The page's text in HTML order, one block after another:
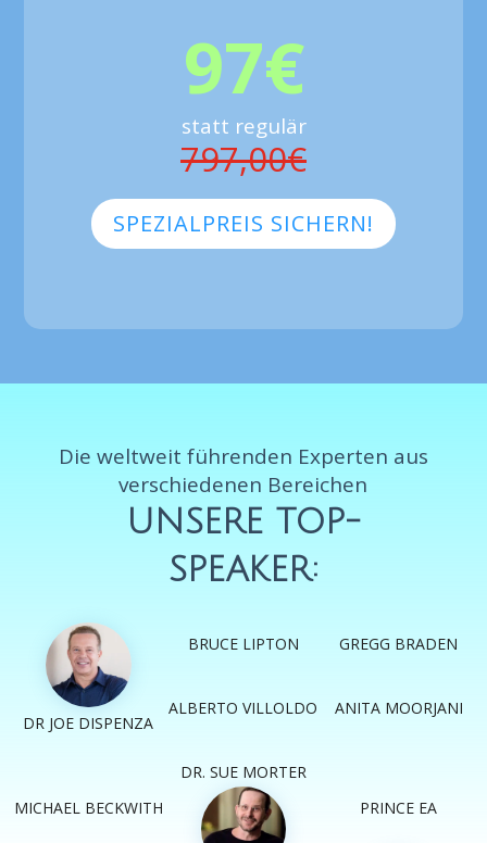
97€
statt regulär
797,00€
SPEZIALPREIS SICHERN!
Die weltweit führenden Experten aus
verschiedenen Bereichen
UNSERE TOP-
SPEAKER:
DR JOE DISPENZA
BRUCE LIPTON GREGG BRADEN
ALBERTO VILLOLDO ANITA MOORJANI
DR. SUE MORTER
MICHAEL BECKWITH
PRINCE EA